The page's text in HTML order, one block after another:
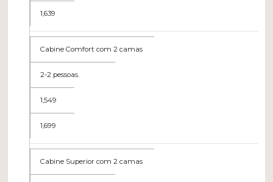
1,639
Cabine Comfort com 2 camas
2-2 pessoas.
1,549
1,699
Cabine Superior com 2 camas